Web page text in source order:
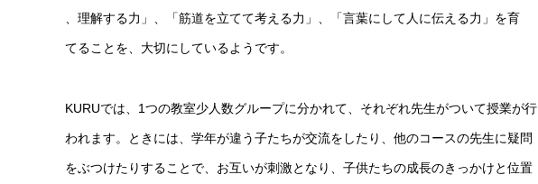
、理解する力」、「筋道を立てて考える力」、「言葉にして人に伝える力」を育
てることを、大切にしているようです。
KURUでは、1つの教室少人数グループに分かれて、それぞれ先生がついて授業が行
われます。ときには、学年が違う子たちが交流をしたり、他のコースの先生に疑問
をぶつけたりすることで、お互いが刺激となり、子供たちの成長のきっかけと位置